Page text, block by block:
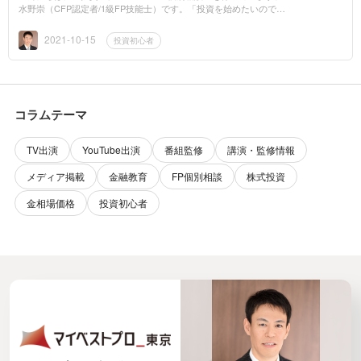
水野崇（CFP認定者/1級FP技能士）です。「投資を始めたいのです
うご相談をいただき...
2021-10-15 投資初心者
コラムテーマ
TV出演 YouTube出演 番組監修
講演・監修情報
メディア掲載
金融教育 FP個別相談
株式投資
金相場価格
投資初心者